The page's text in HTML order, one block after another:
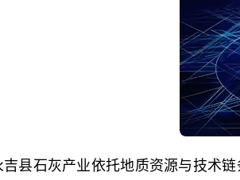
吉县石灰产业依托地质资源与技术